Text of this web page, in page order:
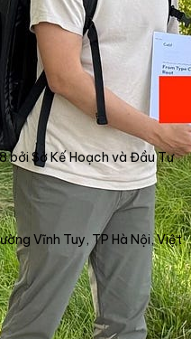
Sở Kế Hoạch và Đầu Tư
Vĩnh Tuy, TP Hà Nội, Việt